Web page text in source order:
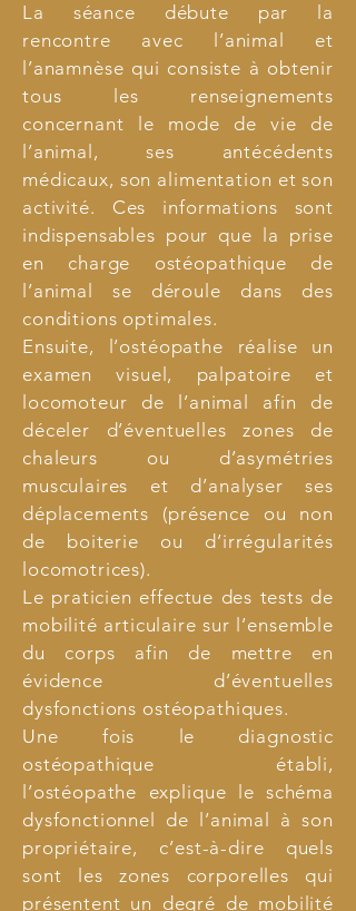
La séance débute par la
rencontre avec l’animal et
l’anamnèse qui consiste à obtenir
tous les renseignements
concernant le mode de vie de
l’animal, ses antécédents
médicaux, son alimentation et son
activité. Ces informations sont
indispensables pour que la prise
en charge ostéopathique de
l’animal se déroule dans des
conditions optimales.
Ensuite, l’ostéopathe réalise un
examen visuel, palpatoire et
locomoteur de l’animal afin de
déceler d’éventuelles zones de
chaleurs ou d’asymétries
musculaires et d’analyser ses
déplacements (présence ou non
de boiterie ou d’irrégularités
locomotrices).
Le praticien effectue des tests de
mobilité articulaire sur l’ensemble
du corps afin de mettre en
évidence d’éventuelles
dysfonctions ostéopathiques.
Une fois le diagnostic
ostéopathique établi,
l’ostéopathe explique le schéma
dysfonctionnel de l’animal à son
propriétaire, c’est-à-dire quels
sont les zones corporelles qui
présentent un degré de mobilité